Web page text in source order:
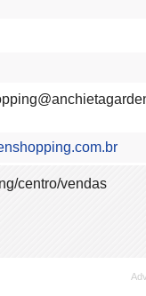
centro/vendas